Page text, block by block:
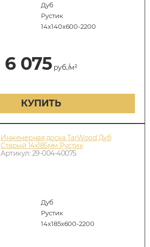
Дуб
Рустик
14х140х600-2200
6 075руб./м²
КУПИТЬ
Инженерная доска TarWood Дуб
Старый 14х185мм Рустик
Артикул: 29-004-40075
Дуб
Рустик
14х185х600-2200